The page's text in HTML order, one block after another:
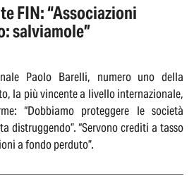
FIN: “Associazioni
salviamole”
Paolo Barelli, numero uno della
la più vincente a livello internazionale,
“Dobbiamo proteggere le società
distruggendo”. “Servono crediti a tasso
a fondo perduto”.